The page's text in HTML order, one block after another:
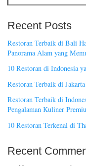
Recent Posts
Restoran Terbaik di Bali
Panorama Alam yang
10 Restoran di Indonesia
Restoran Terbaik di
Restoran Terbaik di
Pengalaman Kuliner
10 Restoran Terkenal di
Recent